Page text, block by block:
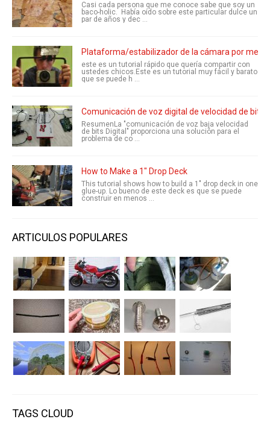
Casi cada persona que me conoce sabe que soy un
baco-holic. Había oído sobre este particular dulce un
par de años y dec ...
Plataforma/estabilizador de la cámara por
este es un tutorial rápido que quería compartir con
ustedes chicos.Este es un tutorial muy fácil y barato
que se puede h ...
Comunicación de voz digital de velocidad de bits
ResumenLa "comunicación de voz baja velocidad
de bits Digital" proporciona una solución para el
problema de co ...
How to Make a 1" Drop Deck
This tutorial shows how to build a 1″ drop deck in one
glue-up. Lo bueno de este deck es que se puede
construir en menos ...
ARTICULOS POPULARES
TAGS CLOUD